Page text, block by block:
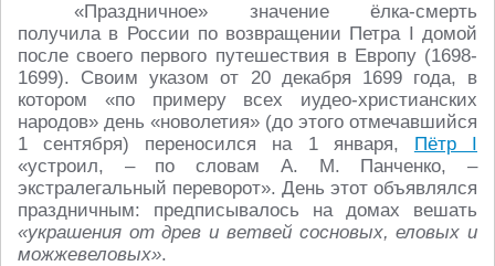
«Праздничное» значение ёлка-смерть
получила в России по возвращении Петра I домой
после своего первого путешествия в Европу (1698-
1699). Своим указом от 20 декабря 1699 года, в
котором «по примеру всех иудео-христианских
народов» день «новолетия» (до этого отмечавшийся
1 сентября) переносился на 1 января, Пётр I
«устроил, – по словам А. М. Панченко, –
экстралегальный переворот». День этот объявлялся
праздничным: предписывалось на домах вешать
«украшения от древ и ветвей сосновых, еловых и
можжевеловых».